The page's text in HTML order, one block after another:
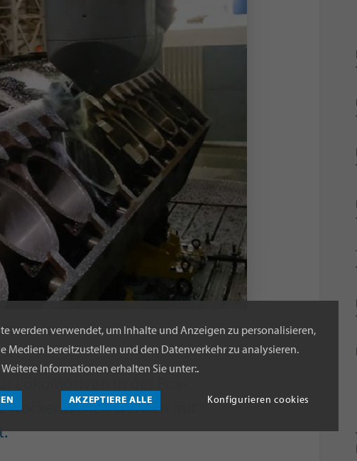
Lokomotiven in der Fox-
Nockenwellen werden mit
werden verwendet, um Inhalte und Anzeigen zu personalisieren,
Medien bereitzustellen und den Datenverkehr zu analysieren.
Weitere Informationen erhalten Sie unter:.
AKZEPTIERE ALLE Konfigurieren cookies